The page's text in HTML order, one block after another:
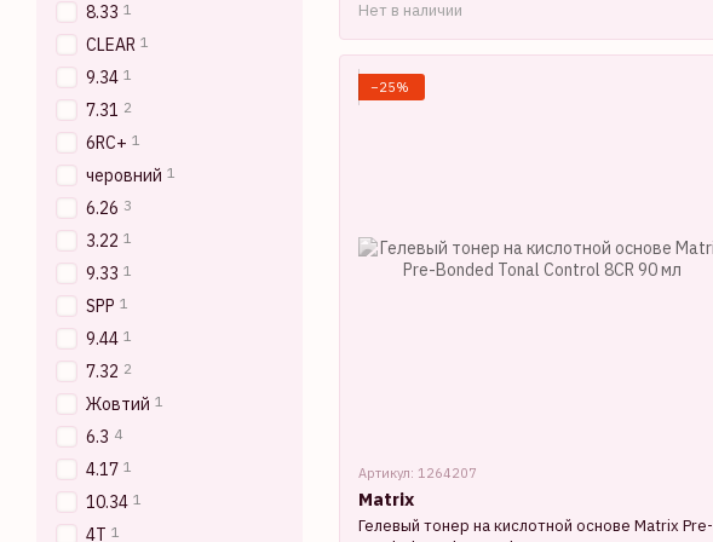
Нет в наличии
−25%
Артикул: 1264207
Matrix
Гелевый тонер на кислотной основе Matrix Pre-
8.33 1
CLEAR 1
9.34 1
7.31 2
6RC+ 1
черовний 1
6.26 3
3.22 1
9.33 1
SPP 1
9.44 1
7.32 2
Жовтий 1
6.3 4
4.17 1
10.34 1
4T 1